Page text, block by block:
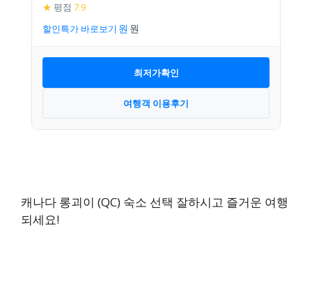
★ 평점 7.9
할인특가 바로보기
최저가확인
여행객 이용후기
캐나다 롱괴이 (QC) 숙소 선택 잘하시고 즐거운 여행
되세요!